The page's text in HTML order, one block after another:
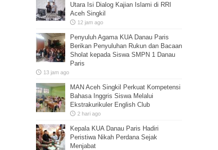
Utara Isi Dialog Kajian Islami di RRI
Aceh Singkil
12 jam ago
Penyuluh Agama KUA Danau Paris
Berikan Penyuluhan Rukun dan Bacaan
Sholat kepada Siswa SMPN 1 Danau
Paris
13 jam ago
MAN Aceh Singkil Perkuat Kompetensi
Bahasa Inggris Siswa Melalui
Ekstrakurikuler English Club
2 hari ago
Kepala KUA Danau Paris Hadiri
Peristiwa Nikah Perdana Sejak
Menjabat